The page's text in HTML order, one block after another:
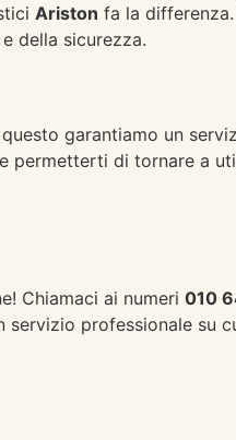
Ariston fa la
della sicurezza.
garantiamo un
permetterti di tornare a
Chiamaci ai numeri 010
professionale su